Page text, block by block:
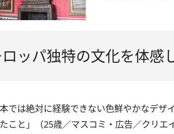
ッパ独特の文化を体感
本では絶対に経験できない色鮮やかなデザ
こと」（25歳／マスコミ・広告／クリエ